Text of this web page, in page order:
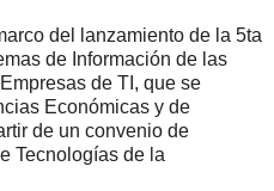
del lanzamiento de la 5ta
de Información de las
de TI, que se
Económicas y de
de un convenio de
Tecnologías de la